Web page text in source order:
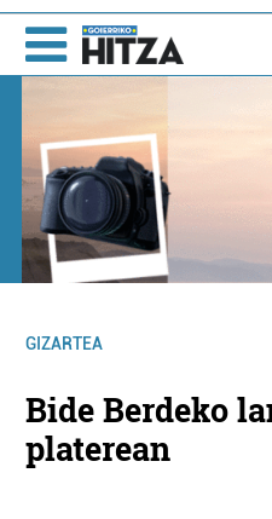
GIZARTEA
Bide Berdeko
platerean